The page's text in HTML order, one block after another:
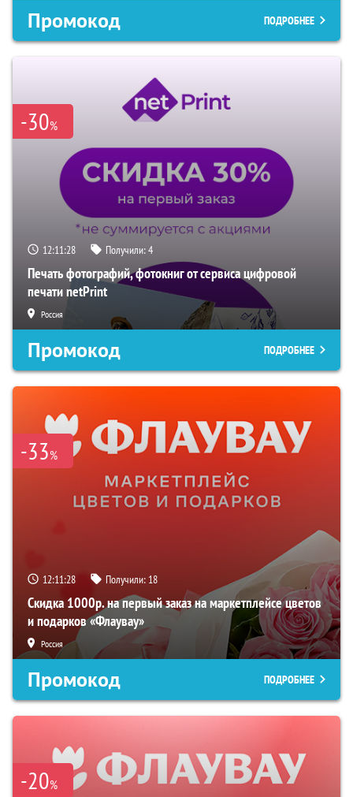
Промокод ПОДРОБНЕЕ
-30%
12:11:27 Получили:4
Печать фотографий, фотокниг от сервиса цифровой
печати netPrint
Россия
Промокод ПОДРОБНЕЕ
-33%
12:11:27 Получили: 18
Скидка 1000р. на первый заказ на маркетплейсе цветов
и подарков «Флаувау»
Россия
Промокод ПОДРОБНЕЕ
-20%